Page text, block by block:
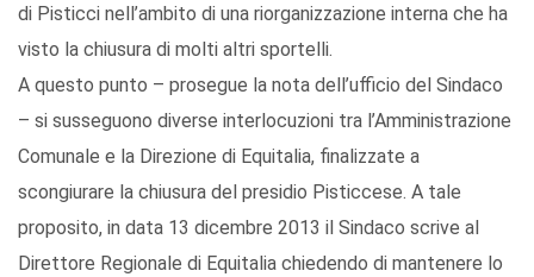
di Pisticci nell’ambito di una riorganizzazione interna che ha
visto la chiusura di molti altri sportelli.
A questo punto – prosegue la nota dell’ufficio del Sindaco
– si susseguono diverse interlocuzioni tra l’Amministrazione
Comunale e la Direzione di Equitalia, finalizzate a
scongiurare la chiusura del presidio Pisticcese. A tale
proposito, in data 13 dicembre 2013 il Sindaco scrive al
Direttore Regionale di Equitalia chiedendo di mantenere lo